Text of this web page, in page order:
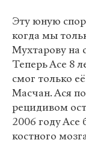
Эту юную
когда мы
Мухтарову на
Теперь Асе 8
смог только
Масчан. Ася
рецидивом
2006 году Асе
костного